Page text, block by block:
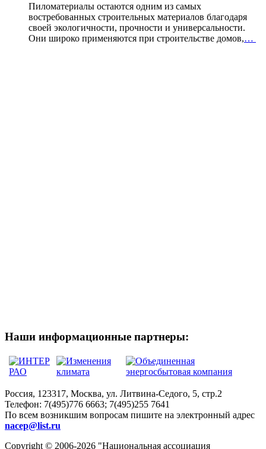
Пиломатериалы остаются одним из самых
востребованных строительных материалов благодаря
своей экологичности, прочности и универсальности.
Они широко применяются при строительстве домов,…
Наши информационные партнеры:
Россия, 123317, Москва, ул. Литвина-Седого, 5, стр.2
Телефон: 7(495)776 6663; 7(495)255 7641
По всем возникшим вопросам пишите на электронный адрес
nacep@list.ru
Copyright © 2006-2026 "Национальная ассоциация